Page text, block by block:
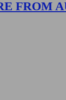
FROM